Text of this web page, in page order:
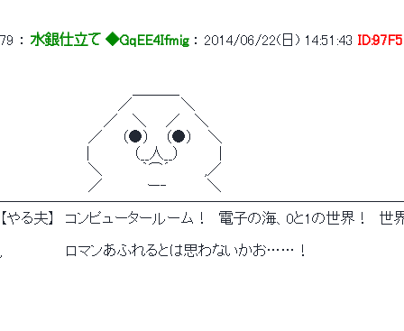
79 ： 水銀仕立て ◆GqEE4Ifmig ： 2014/06/22(日) 14:51:43
／　　 　 　＼
／　 ＼ 　 ／　 ＼
／ 　 （●） 　（●） 　＼
|　 　 　 （__人__）　　 　 |
＼　 　　 ｀⌒´ 　　　,／
／　　　 　ー‐　　　　＼
【やる夫】　コンピュータールーム！　電子の海、0と1の世界！　
,　　　 　 　 ロマンあふれるとは思わないかお……！